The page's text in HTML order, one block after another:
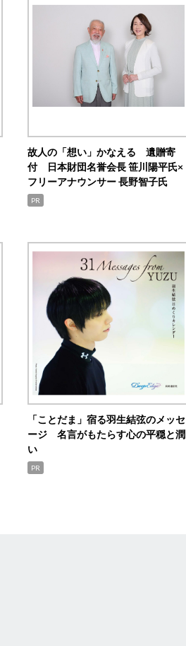
故人の「想い」かなえる 遺贈寄
付 日本財団名誉会長 笹川陽平氏×
フリーアナウンサー 長野智子氏
PR
「ことだま」宿る羽生結弦のメッセ
ージ 名言がもたらす心の平穏と潤
い
PR